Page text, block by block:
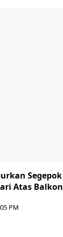
Segepok
Atas Balkon
PM